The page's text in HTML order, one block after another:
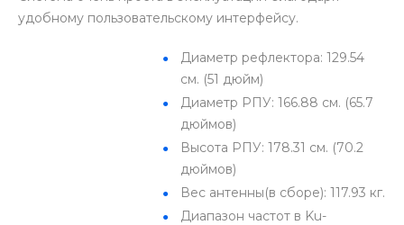
удобному пользовательскому интерфейсу.
Диаметр рефлектора: 129.54
см. (51 дюйм)
Диаметр РПУ: 166.88 см. (65.7
дюймов)
Высота РПУ: 178.31 см. (70.2
дюймов)
Вес антенны(в сборе): 117.93 кг.
Диапазон частот в Ku-